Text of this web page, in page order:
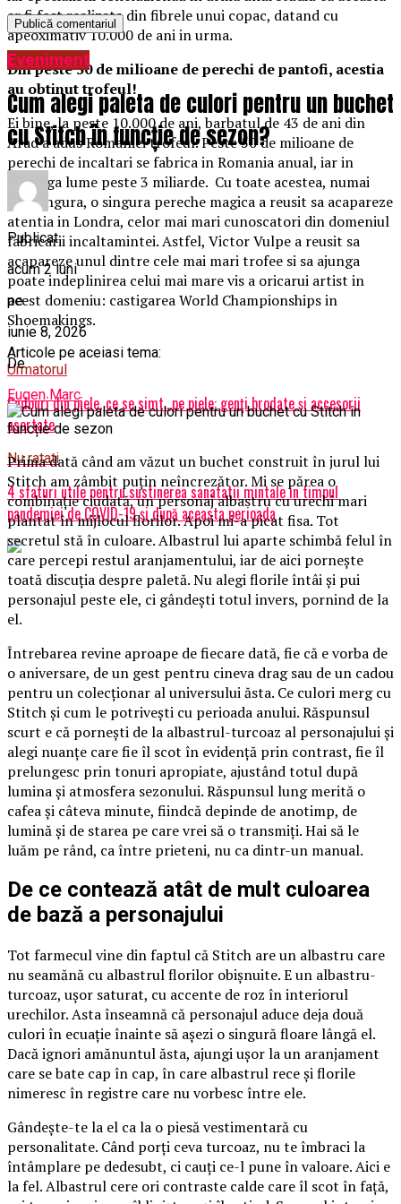
ar fi fost realizata din fibrele unui copac, datand cu
apeoximativ 10.000 de ani in urma.
Din peste 50 de milioane de perechi de pantofi, acestia
au obtinut trofeul!
Ei bine, la peste 10.000 de ani, barbatul de 43 de ani din
Arad a adus Romaniei trofeul. Peste 50 de milioane de
perechi de incaltari se fabrica in Romania anual, iar in
intreaga lume peste 3 miliarde. Cu toate acestea, numai
una singura, o singura pereche magica a reusit sa acapareze
atentia in Londra, celor mai mari cunoscatori din domeniul
fabricarii incaltamintei. Astfel, Victor Vulpe a reusit sa
acapareze unul dintre cele mai mari trofee si sa ajunga
poate indeplinirea celui mai mare vis a oricarui artist in
acest domeniu: castigarea World Championships in
Shoemakings.
Articole pe aceiasi tema:
Urmatorul
Cadouri din piele, ce se simt…pe piele: genți brodate și accesorii
asortate
Nu ratati
4 sfaturi utile pentru sustinerea sanatatii mintale in timpul
pandemiei de COVID-19 și după aceasta perioada
Eveniment
Cum alegi paleta de culori pentru un buchet
cu Stitch în funcție de sezon?
Publicat
acum 2 luni
pe
iunie 8, 2026
De
Eugen Marc
Prima dată când am văzut un buchet construit în jurul lui
Stitch am zâmbit puțin neîncrezător. Mi se părea o
combinație ciudată, un personaj albastru cu urechi mari
plantat în mijlocul florilor. Apoi mi-a picat fisa. Tot
secretul stă în culoare. Albastrul lui aparte schimbă felul în
care percepi restul aranjamentului, iar de aici pornește
toată discuția despre paletă. Nu alegi florile întâi și pui
personajul peste ele, ci gândești totul invers, pornind de la
el.
Întrebarea revine aproape de fiecare dată, fie că e vorba de
o aniversare, de un gest pentru cineva drag sau de un cadou
pentru un colecționar al universului ăsta. Ce culori merg cu
Stitch și cum le potrivești cu perioada anului. Răspunsul
scurt e că pornești de la albastrul-turcoaz al personajului și
alegi nuanțe care fie îl scot în evidență prin contrast, fie îl
prelungesc prin tonuri apropiate, ajustând totul după
lumina și atmosfera sezonului. Răspunsul lung merită o
cafea și câteva minute, fiindcă depinde de anotimp, de
lumină și de starea pe care vrei să o transmiți. Hai să le
luăm pe rând, ca între prieteni, nu ca dintr-un manual.
De ce contează atât de mult culoarea
de bază a personajului
Tot farmecul vine din faptul că Stitch are un albastru care
nu seamănă cu albastrul florilor obișnuite. E un albastru-
turcoaz, ușor saturat, cu accente de roz în interiorul
urechilor. Asta înseamnă că personajul aduce deja două
culori în ecuație înainte să așezi o singură floare lângă el.
Dacă ignori amănuntul ăsta, ajungi ușor la un aranjament
care se bate cap în cap, în care albastrul rece și florile
nimeresc în registre care nu vorbesc între ele.
Gândește-te la el ca la o piesă vestimentară cu
personalitate. Când porți ceva turcoaz, nu te îmbraci la
întâmplare pe dedesubt, ci cauți ce-l pune în valoare. Aici e
la fel. Albastrul cere ori contraste calde care îl scot în față,